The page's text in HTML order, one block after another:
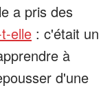
a pris des
elle : c'était un
à
d'une